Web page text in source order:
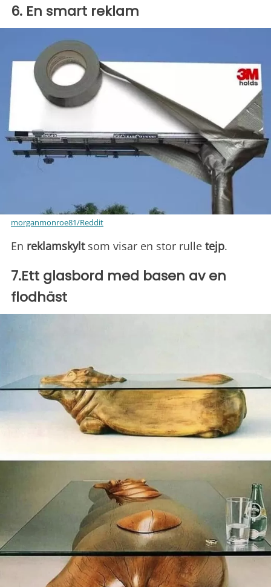
6. En smart reklam
morganmonroe81/Reddit
En reklamskyltsom visar en stor rulle tejp.
7.Ett glasbord med basen av en
flodhäst